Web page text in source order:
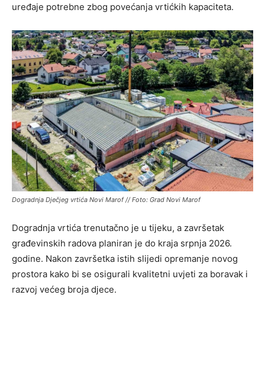
uređaje potrebne zbog povećanja vrtićkih kapaciteta.
Dogradnja Dječjeg vrtića Novi Marof // Foto: Grad Novi Marof
Dogradnja vrtića trenutačno je u tijeku, a završetak
građevinskih radova planiran je do kraja srpnja 2026.
godine. Nakon završetka istih slijedi opremanje novog
prostora kako bi se osigurali kvalitetni uvjeti za boravak i
razvoj većeg broja djece.